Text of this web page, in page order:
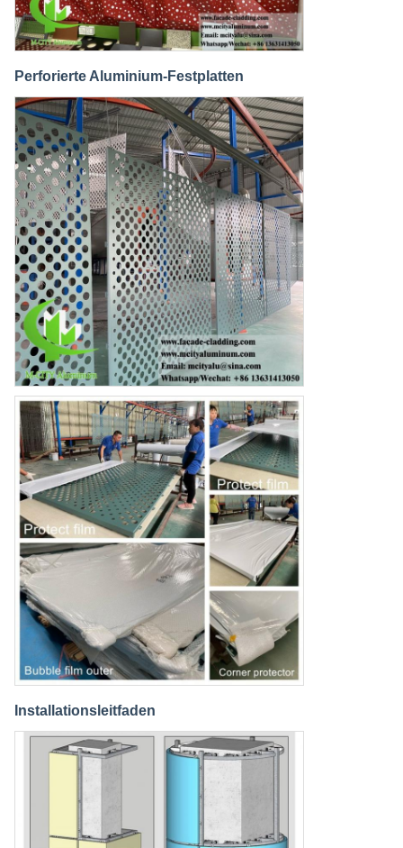
Perforierte Aluminium-Festplatten
Installationsleitfaden